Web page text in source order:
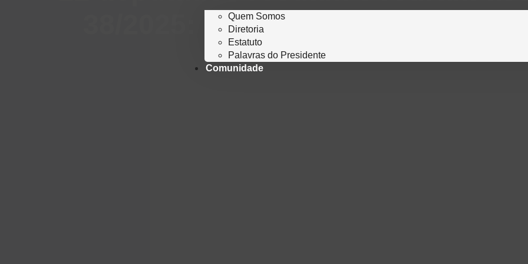
Quem Somos
Diretoria
Estatuto
Palavras do Presidente
Comunidade
38/2025: momento exige